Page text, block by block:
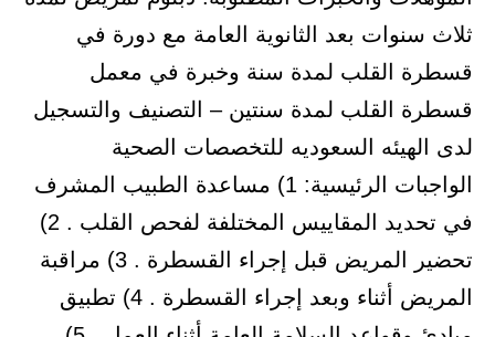
ثلاث سنوات بعد الثانوية العامة مع دورة في
قسطرة القلب لمدة سنة وخبرة في معمل
قسطرة القلب لمدة سنتين – التصنيف والتسجيل
لدى الهيئه السعوديه للتخصصات الصحية
الواجبات الرئيسية: 1) مساعدة الطبيب المشرف
في تحديد المقاييس المختلفة لفحص القلب . 2)
تحضير المريض قبل إجراء القسطرة . 3) مراقبة
المريض أثناء وبعد إجراء القسطرة . 4) تطبيق